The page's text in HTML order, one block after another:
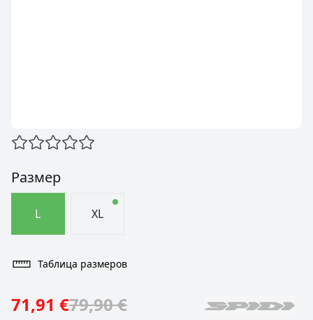
Размер
L XL
Таблица размеров
71,91 €79,90 €